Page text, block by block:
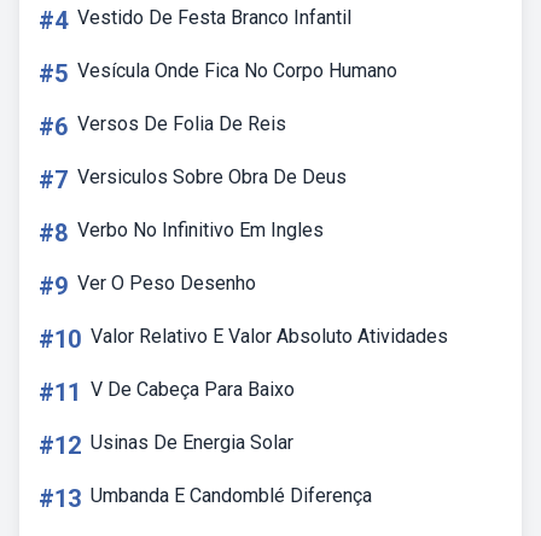
#4 Vestido De Festa Branco Infantil
#5 Vesícula Onde Fica No Corpo Humano
#6 Versos De Folia De Reis
#7 Versiculos Sobre Obra De Deus
#8 Verbo No Infinitivo Em Ingles
#9 Ver O Peso Desenho
#10 Valor Relativo E Valor Absoluto Atividades
#11 V De Cabeça Para Baixo
#12 Usinas De Energia Solar
#13 Umbanda E Candomblé Diferença